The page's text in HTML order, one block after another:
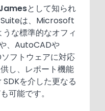
として知られ
は、Microsoft
な標準的なオフィ
、AutoCADや
フトウェアに対応
し、レポート機能
を介した更なる
可能です。